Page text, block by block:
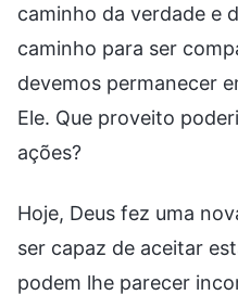
caminho da verdade e
caminho para ser
devemos permanecer
Ele. Que proveito
ações?
Hoje, Deus fez uma
ser capaz de aceitar
podem lhe parecer